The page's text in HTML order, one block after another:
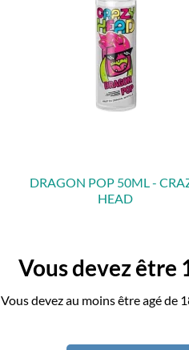
Vous devez être
Vous devez au moins être agé de
APERÇU RAPIDE
DRAGON POP 50ML -
HEAD
Ajouter au panier